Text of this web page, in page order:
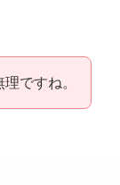
ですね。